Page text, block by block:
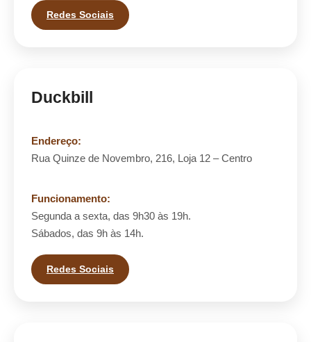
Redes Sociais
Duckbill
Endereço:
Rua Quinze de Novembro, 216, Loja 12 – Centro
Funcionamento:
Segunda a sexta, das 9h30 às 19h.
Sábados, das 9h às 14h.
Redes Sociais